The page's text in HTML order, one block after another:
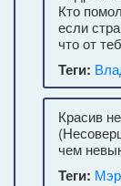
Кто
если
что от
Теги:
Красив
чем
Теги: